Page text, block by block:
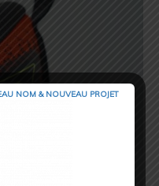
NOM & NOUVEAU PROJET